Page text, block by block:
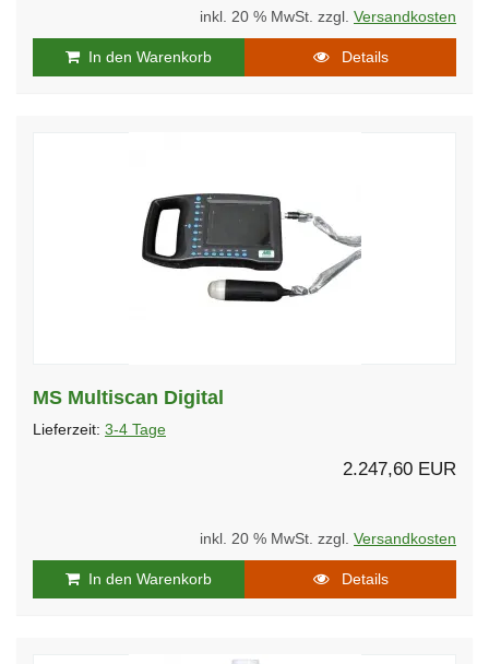
inkl. 20 % MwSt. zzgl. Versandkosten
In den Warenkorb Details
MS Multiscan Digital
Lieferzeit: 3-4 Tage
2.247,60 EUR
inkl. 20 % MwSt. zzgl. Versandkosten
In den Warenkorb Details